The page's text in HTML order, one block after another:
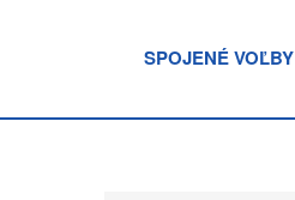
SPOJENÉ